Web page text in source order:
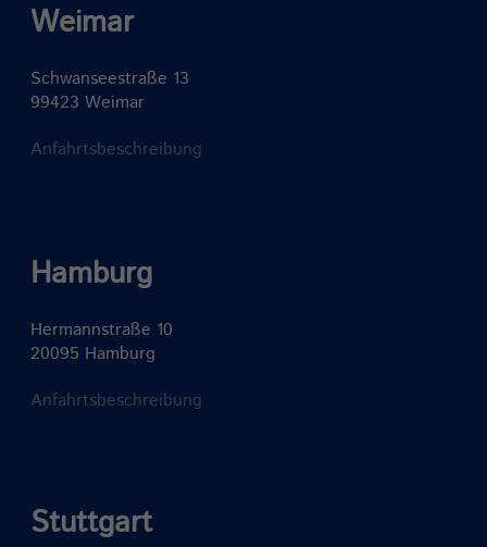
Weimar
Schwanseestraße 13
99423 Weimar
Anfahrtsbeschreibung
Hamburg
Hermannstraße 10
20095 Hamburg
Anfahrtsbeschreibung
Stuttgart